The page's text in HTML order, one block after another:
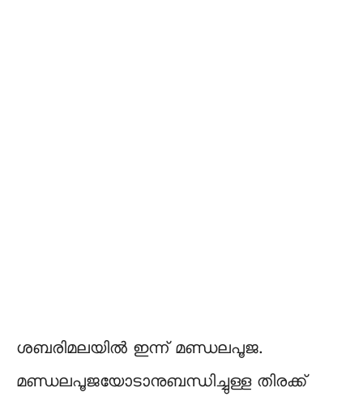
ശബരിമലയിൽ ഇന്ന് മണ്ഡലപൂജ.
മണ്ഡലപൂജയോടാനുബന്ധിച്ചുള്ള തിരക്ക്